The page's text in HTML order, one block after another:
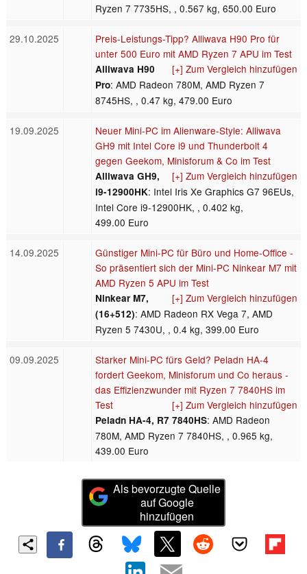
Ryzen 7 7735HS, , 0.567 kg, 650.00 Euro
29.10.2025
Preis-Leistungs-Tipp? Alliwava H90 Pro für
unter 500 Euro mit AMD Ryzen 7 APU im Test
[+] Zum Vergleich hinzufügen
Alliwava H90
Pro: AMD Radeon 780M, AMD Ryzen 7
8745HS, , 0.47 kg, 479.00 Euro
19.09.2025
Neuer Mini-PC im Alienware-Style: Alliwava
GH9 mit Intel Core i9 und Thunderbolt 4
gegen Geekom, Minisforum & Co im Test
[+] Zum Vergleich hinzufügen
Alliwava GH9,
i9-12900HK: Intel Iris Xe Graphics G7 96EUs,
Intel Core i9-12900HK, , 0.402 kg,
499.00 Euro
14.09.2025
Günstiger Mini-PC für Büro und Home-Office -
So präsentiert sich der Mini-PC Ninkear M7 mit
AMD Ryzen 5 APU im Test
[+] Zum Vergleich hinzufügen
Ninkear M7,
(16+512): AMD Radeon RX Vega 7, AMD
Ryzen 5 7430U, , 0.4 kg, 399.00 Euro
09.09.2025
Starker Mini-PC fürs Geld? Peladn HA-4
fordert Geekom, Minisforum und Co heraus -
das Effizienzwunder mit Ryzen 7 7840HS im
Test
[+] Zum Vergleich hinzufügen
Peladn HA-4, R7 7840HS: AMD Radeon
780M, AMD Ryzen 7 7840HS, , 0.965 kg,
439.00 Euro
Als bevorzugte Quelle
auf Google
hinzufügen